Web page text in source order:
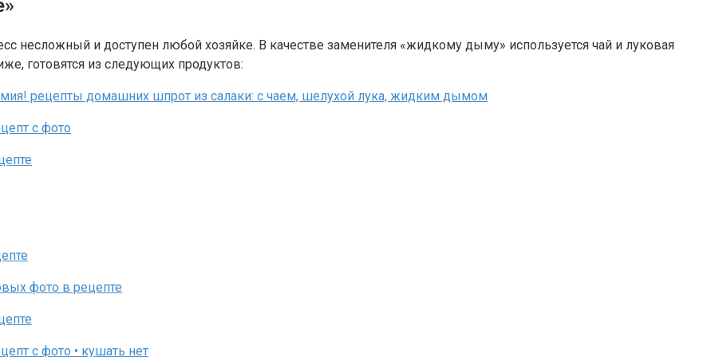
несложный и доступен любой хозяйке. В качестве заменителя «жидкому дыму» используется чай и луковая
готовятся из следующих продуктов: